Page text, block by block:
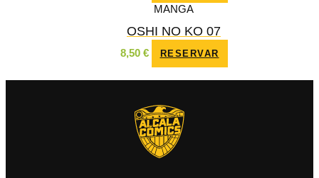
MANGA
OSHI NO KO 07
8,50 € RESERVAR